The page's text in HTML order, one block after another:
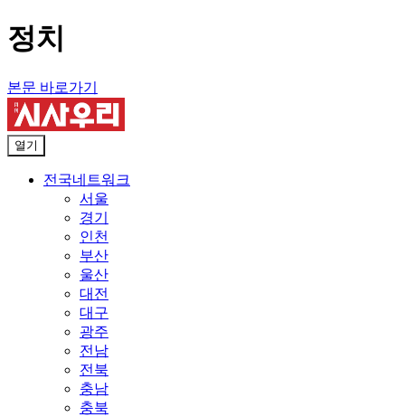
정치
본문 바로가기
열기
전국네트워크
서울
경기
인천
부산
울산
대전
대구
광주
전남
전북
충남
충북